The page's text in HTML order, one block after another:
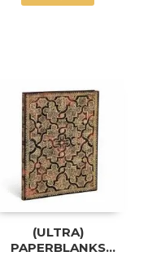
(ULTRA)
PAPERBLANKS